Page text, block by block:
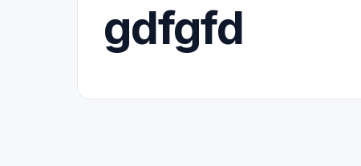
gdfgfd